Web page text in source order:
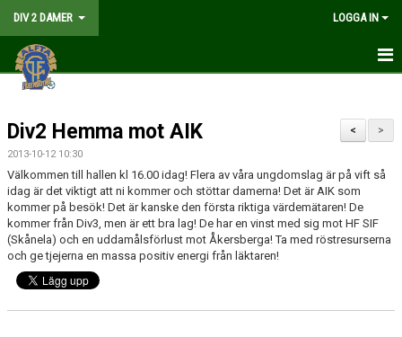
DIV 2 DAMER LOGGA IN
HEM
NYHETER
GÅ PÅ MATCH
MATCHER
KALENDER
TRUPPEN
>
<
Div2 Hemma mot AIK
2013-10-12 10:30
Välkommen till hallen kl 16.00 idag! Flera av våra ungdomslag är på vift så
idag är det viktigt att ni kommer och stöttar damerna! Det är AIK som
kommer på besök! Det är kanske den första riktiga värdemätaren! De
kommer från Div3, men är ett bra lag! De har en vinst med sig mot HF SIF
(Skånela) och en uddamålsförlust mot Åkersberga! Ta med röstresurserna
och ge tjejerna en massa positiv energi från läktaren!